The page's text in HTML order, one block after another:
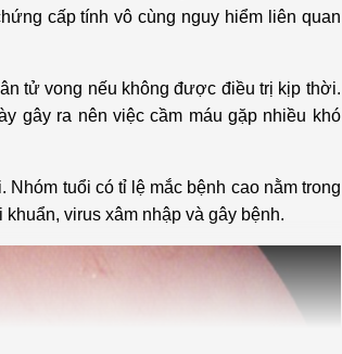
cấp tính vô cùng nguy hiểm liên quan
tử vong nếu không được điều trị kịp thời.
gây ra nên việc cầm máu gặp nhiều khó
tuổi có tỉ lệ mắc bệnh cao nằm trong
virus xâm nhập và gây bệnh.